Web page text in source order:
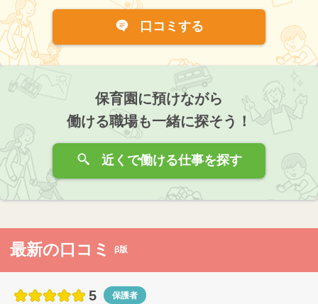
口コミする
保育園に預けながら
働ける職場も一緒に探そう！
近くで働ける仕事を探す
最新の口コミ β版
5
保護者